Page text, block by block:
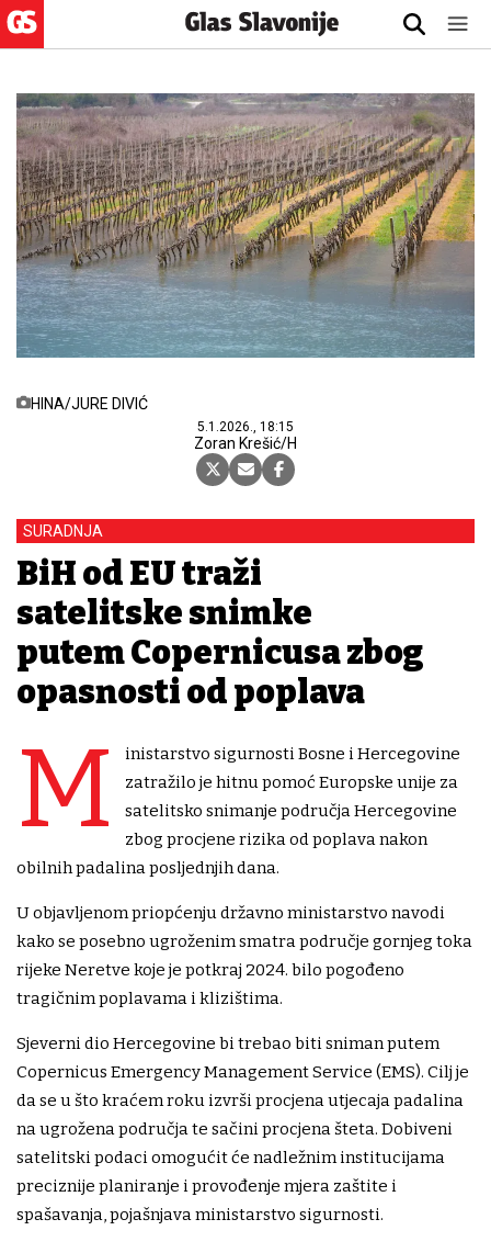
HINA/JURE DIVIĆ
5.1.2026., 18:15
Zoran Krešić/H
SURADNJA
BiH od EU traži
satelitske snimke
putem Copernicusa zbog
opasnosti od poplava
M
inistarstvo sigurnosti Bosne i Hercegovine
zatražilo je hitnu pomoć Europske unije za
satelitsko snimanje područja Hercegovine
zbog procjene rizika od poplava nakon
obilnih padalina posljednjih dana.
U objavljenom priopćenju državno ministarstvo navodi
kako se posebno ugroženim smatra područje gornjeg toka
rijeke Neretve koje je potkraj 2024. bilo pogođeno
tragičnim poplavama i klizištima.
Sjeverni dio Hercegovine bi trebao biti sniman putem
Copernicus Emergency Management Service (EMS). Cilj je
da se u što kraćem roku izvrši procjena utjecaja padalina
na ugrožena područja te sačini procjena šteta. Dobiveni
satelitski podaci omogućit će nadležnim institucijama
preciznije planiranje i provođenje mjera zaštite i
spašavanja, pojašnjava ministarstvo sigurnosti.